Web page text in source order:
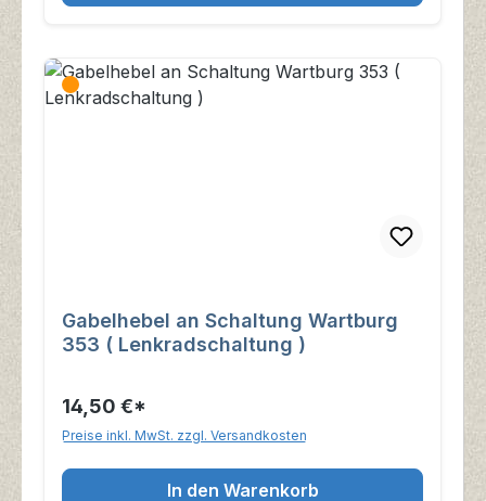
Gabelhebel an Schaltung Wartburg
353 ( Lenkradschaltung )
14,50 €*
Preise inkl. MwSt. zzgl. Versandkosten
In den Warenkorb